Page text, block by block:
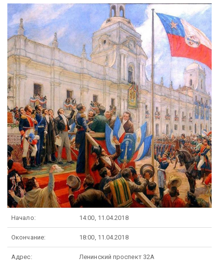
Начало: 14:00, 11.04.2018
Окончание: 18:00, 11.04.2018
Адрес: Ленинский проспект 32А